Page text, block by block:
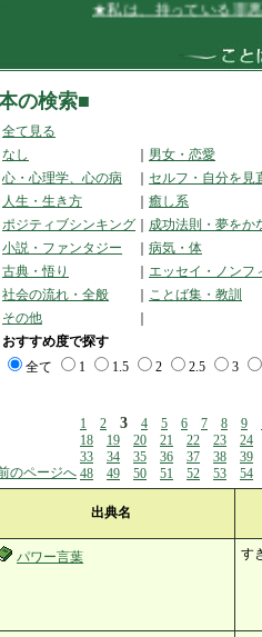
★私は、持っている罪悪感、
の検索■
全て見る
なし
男女・恋愛
心・心理学、心の病
セルフ・自分を見
人生・生き方
癒し系
ポジティブシンキング
成功法則・夢をか
小説・ファンタジー
病気・体
古典・悟り
エッセイ・ノンフ
社会の流れ・全般
ことば集・教訓
その他
おすすめ度で探す
全て
1 1.5 2 2.5 3
のページへ
1 2 3 4 5 6 7 8 9
18
19 20 21 22 23
24
33
34 35 36 37 38
39
48
49 50 51 52 53 54
出典名
パワー言葉 す